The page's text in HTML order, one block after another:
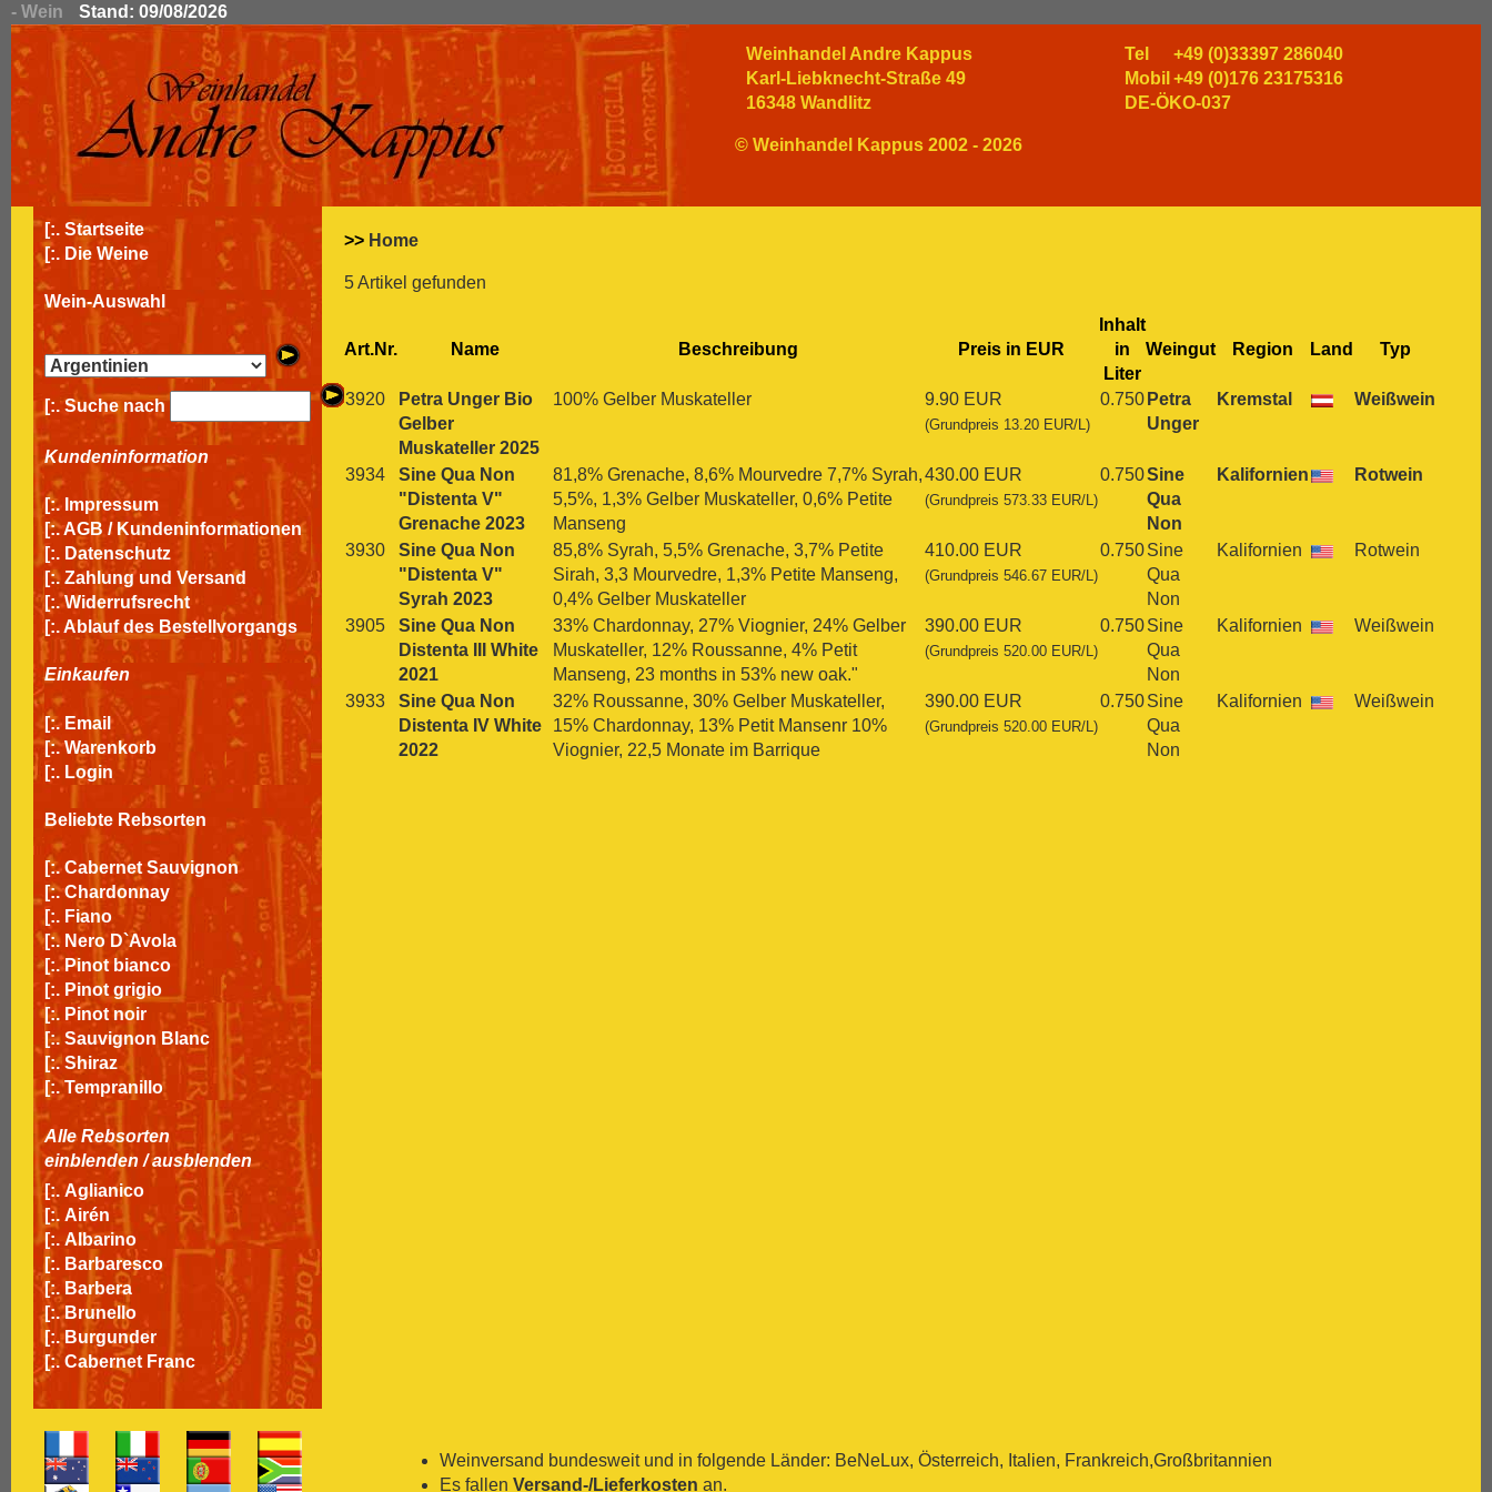
- Wein Stand: 09/08/2026
Weinhandel Andre Kappus
Karl-Liebknecht-Straße 49
16348 Wandlitz
Tel
+49 (0)33397 286040
Mobil +49 (0)176 23175316
DE-ÖKO-037
© Weinhandel Kappus 2002 - 2026
[:. Startseite
[:. Die Weine
Wein-Auswahl
[:. Suche nach
Kundeninformation
[:. Impressum
[:.AGB / Kundeninformationen
[:. Datenschutz
[:. Zahlung und Versand
[:. Widerrufsrecht
[:.Ablauf des Bestellvorgangs
Einkaufen
[:. Email
[:. Warenkorb
[:. Login
Beliebte Rebsorten
[:. Cabernet Sauvignon
[:. Chardonnay
[:. Fiano
[:. Nero D`Avola
[:. Pinot bianco
[:. Pinot grigio
[:. Pinot noir
[:. Sauvignon Blanc
[:. Shiraz
[:. Tempranillo
Alle Rebsorten
einblenden /ausblenden
[:. Aglianico
[:. Airén
[:. Albarino
[:. Barbaresco
[:. Barbera
[:. Brunello
[:. Burgunder
[:. Cabernet Franc
[:.
Cabernet Sauvignon
[:. Carignan
[:. Carmenère
[:. Chardonnay
[:. Chasselas
>> Home
5 Artikel gefunden
Art.Nr. Name Beschreibung Preis in EUR
Inhalt
in
Liter
Weingut Region Land Typ
3920
Petra Unger Bio
Gelber
Muskateller 2025
100% Gelber Muskateller 9.90 EUR
(Grundpreis 13.20 EUR/L)
0.750 Petra
Unger
Kremstal Weißwein
3934
Sine Qua Non
"Distenta V"
Grenache 2023
81,8% Grenache, 8,6% Mourvedre 7,7% Syrah,
5,5%, 1,3% Gelber Muskateller, 0,6% Petite
Manseng
430.00 EUR
(Grundpreis 573.33 EUR/L)
0.750Sine
Qua
Non
Kalifornien Rotwein
3930
Sine Qua Non
"Distenta V"
Syrah 2023
85,8% Syrah, 5,5% Grenache, 3,7% Petite
Sirah, 3,3 Mourvedre, 1,3% Petite Manseng,
0,4% Gelber Muskateller
410.00 EUR
(Grundpreis 546.67 EUR/L)
0.750Sine
Qua
Non
Kalifornien Rotwein
3905
Sine Qua Non
Distenta III White
2021
33% Chardonnay, 27% Viognier, 24% Gelber
Muskateller, 12% Roussanne, 4% Petit
Manseng, 23 months in 53% new oak."
390.00 EUR
(Grundpreis 520.00 EUR/L)
0.750Sine
Qua
Non
Kalifornien Weißwein
3933
Sine Qua Non
Distenta IV White
2022
32% Roussanne, 30% Gelber Muskateller,
15% Chardonnay, 13% Petit Mansenr 10%
Viognier, 22,5 Monate im Barrique
390.00 EUR
(Grundpreis 520.00 EUR/L)
0.750Sine
Qua
Non
Kalifornien Weißwein
Weinversand bundesweit und in folgende Länder: BeNeLux, Österreich, Italien, Frankreich,Großbritannien
Es fallen Versand-/Lieferkosten an.